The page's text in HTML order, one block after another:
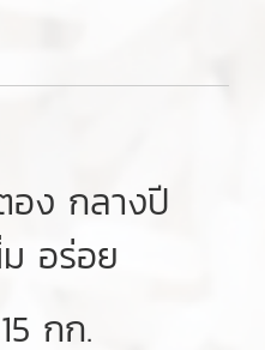
อง กลางปี
อร่อย
กก.